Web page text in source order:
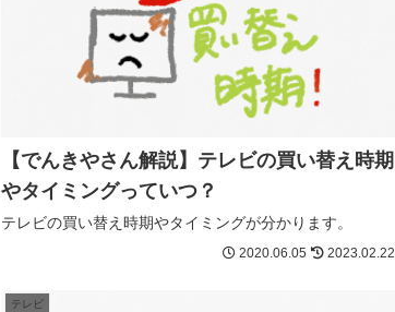
【でんきやさん解説】テレビの買い替え時期
やタイミングっていつ？
テレビの買い替え時期やタイミングが分かります。
2020.06.05 2023.02.22
テレビ